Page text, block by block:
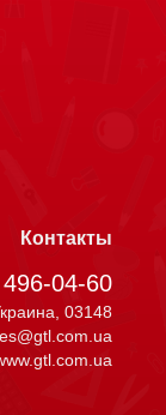
Контакты
04-60
03148